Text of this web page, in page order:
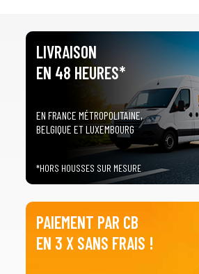
LIVRAISON
EN 48 HEURES*
EN FRANCE MÉTROPOLITAINE,
BELGIQUE ET LUXEMBOURG
*HORS HOUSSES SUR MESURE
PAIEMENT PAR CB
EN 3 X SANS FRAIS !